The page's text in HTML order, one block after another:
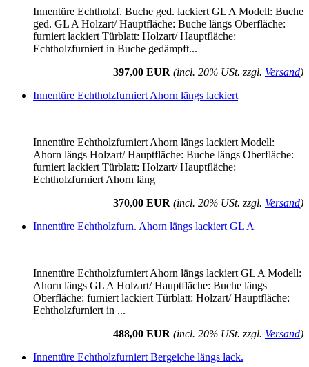
Innentüre Echtholzf. Buche ged. lackiert GL A Modell: Buche
ged. GL A Holzart/ Hauptfläche: Buche längs Oberfläche:
furniert lackiert Türblatt: Holzart/ Hauptfläche:
Echtholzfurniert in Buche gedämpft...
397,00 EUR (incl. 20% USt. zzgl. Versand)
Innentüre Echtholzfurniert Ahorn längs lackiert
Innentüre Echtholzfurniert Ahorn längs lackiert Modell:
Ahorn längs Holzart/ Hauptfläche: Buche längs Oberfläche:
furniert lackiert Türblatt: Holzart/ Hauptfläche:
Echtholzfurniert Ahorn läng
370,00 EUR (incl. 20% USt. zzgl. Versand)
Innentüre Echtholzfurn. Ahorn längs lackiert GL A
Innentüre Echtholzfurniert Ahorn längs lackiert GL A Modell:
Ahorn längs GL A Holzart/ Hauptfläche: Buche längs
Oberfläche: furniert lackiert Türblatt: Holzart/ Hauptfläche:
Echtholzfurniert in ...
488,00 EUR (incl. 20% USt. zzgl. Versand)
Innentüre Echtholzfurniert Bergeiche längs lack.